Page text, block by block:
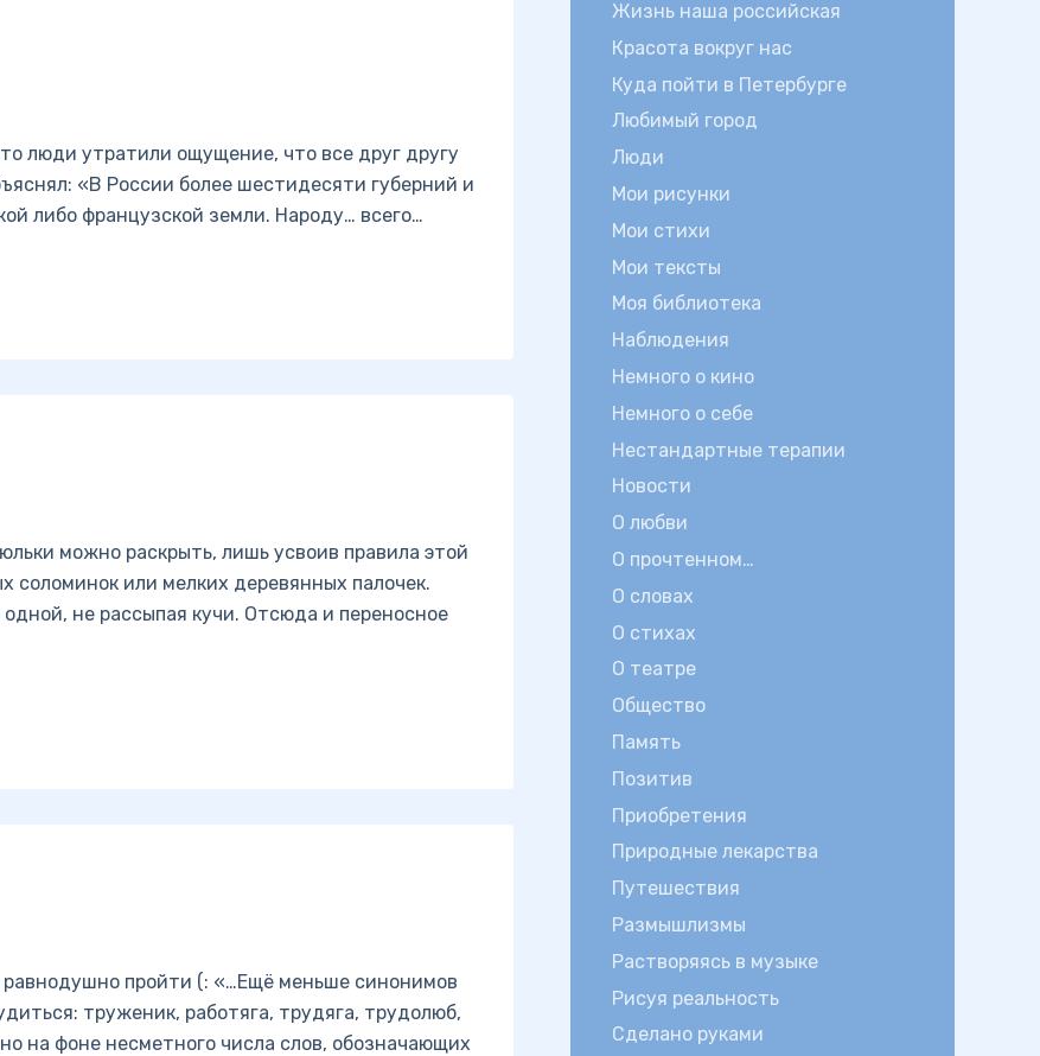
люди утратили ощущение, что все друг другу
«В России более шестидесяти губерний и
либо французской земли. Народу… всего…
можно раскрыть, лишь усвоив правила этой
соломинок или мелких деревянных палочек.
не рассыпая кучи. Отсюда и переносное
равнодушно пройти (: «…Ещё меньше синонимов
труженик, работяга, трудяга, трудолюб,
на фоне несметного числа слов, обозначающих
Жизнь наша российская
Красота вокруг нас
Куда пойти в Петербурге
Любимый город
Люди
Мои рисунки
Мои стихи
Мои тексты
Моя библиотека
Наблюдения
Немного о кино
Немного о себе
Нестандартные терапии
Новости
О любви
О прочтенном…
О словах
О стихах
О театре
Общество
Память
Позитив
Приобретения
Природные лекарства
Путешествия
Размышлизмы
Растворяясь в музыке
Рисуя реальность
Сделано руками